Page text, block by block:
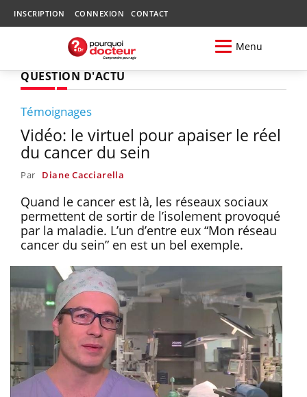
INSCRIPTION CONNEXION CONTACT
Menu
QUESTION D'ACTU
Témoignages
Vidéo: le virtuel pour apaiser le réel
du cancer du sein
Par Diane Cacciarella
Quand le cancer est là, les réseaux sociaux
permettent de sortir de l’isolement provoqué
par la maladie. L’un d’entre eux “Mon réseau
cancer du sein” en est un bel exemple.